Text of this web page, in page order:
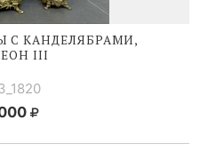
С КАНДЕЛЯБРАМИ,
III